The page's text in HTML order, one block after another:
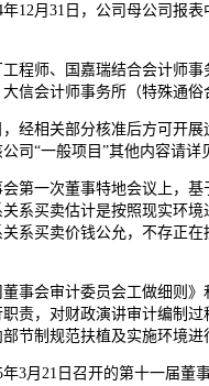
12月31日，公司母公司报表
师、国嘉瑞结合会计师事
信会计师事务所（特殊通俗
相关部分核准后方可开展
司“一般项目”其他内容请详
一次董事特地会议上，基
系买卖估计是按照现实环
系买卖价钱公允，不存正
会审计委员会工做细则》
责，对财政演讲审计编制
节制规范扶植及实施环境进
月21日召开的第十一届董